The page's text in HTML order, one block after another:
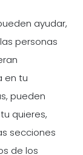
ayudar,
personas
en tu
pueden
quieres,
secciones
de los